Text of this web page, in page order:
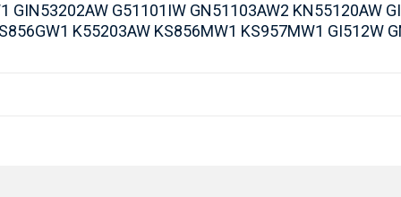
G51101IW GN51103AW2 KN55120AW
K55203AW KS856MW1 KS957MW1 GI512W